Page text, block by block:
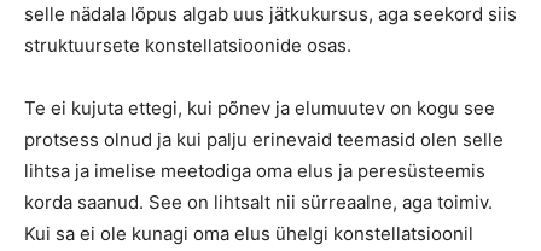
selle nädala lõpus algab uus jätkukursus, aga seekord siis
struktuursete konstellatsioonide osas.
Te ei kujuta ettegi, kui põnev ja elumuutev on kogu see
protsess olnud ja kui palju erinevaid teemasid olen selle
lihtsa ja imelise meetodiga oma elus ja peresüsteemis
korda saanud. See on lihtsalt nii sürreaalne, aga toimiv.
Kui sa ei ole kunagi oma elus ühelgi konstellatsioonil